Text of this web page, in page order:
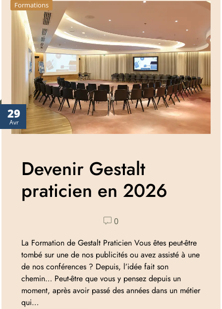
29
Avr
Formations
Devenir Gestalt
praticien en 2026
0
La Formation de Gestalt Praticien Vous êtes peut-être
tombé sur une de nos publicités ou avez assisté à une
de nos conférences ? Depuis, l’idée fait son
chemin… Peut-être que vous y pensez depuis un
moment, après avoir passé des années dans un métier
qui…